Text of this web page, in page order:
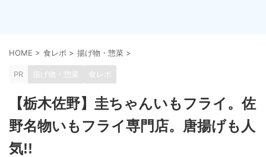
HOME > 食レポ > 揚げ物・惣菜 >
PR 揚げ物・惣菜 食レポ
【栃木佐野】圭ちゃんいもフライ。佐
野名物いもフライ専門店。唐揚げも人
気!!